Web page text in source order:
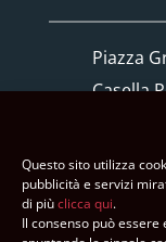
Questo sito utilizza
pubblicità e servizi
di piùclicca qui.
Il consenso può
Piazza
Casella
6512
+41 91